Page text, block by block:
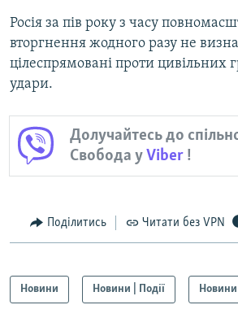
Росія за пів року з часу
вторгнення жодного разу не
цілеспрямовані проти цивільних
удари.
Долучайтесь до
Свобода уViber !
Поділитись Читати без VPN
Новини Новини | Події Новини